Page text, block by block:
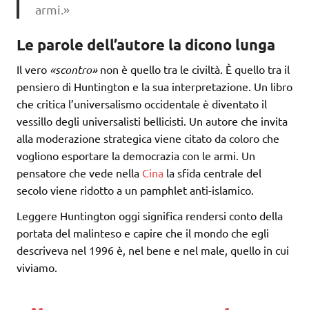
armi.»
Le parole dell’autore la dicono lunga
Il vero «scontro»non è quello tra le civiltà. È quello tra il
pensiero di Huntington e la sua interpretazione. Un libro
che critica l’universalismo occidentale è diventato il
vessillo degli universalisti bellicisti. Un autore che invita
alla moderazione strategica viene citato da coloro che
vogliono esportare la democrazia con le armi. Un
pensatore che vede nella Cina la sfida centrale del
secolo viene ridotto a un pamphlet anti-islamico.
Leggere Huntington oggi significa rendersi conto della
portata del malinteso e capire che il mondo che egli
descriveva nel 1996 è, nel bene e nel male, quello in cui
viviamo.